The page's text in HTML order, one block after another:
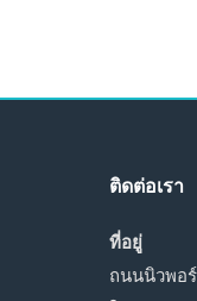
ติดต่อเรา
ที่อยู่
ถนนนิวพอ